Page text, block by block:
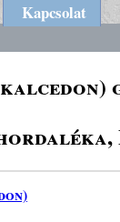
Kapcsolat